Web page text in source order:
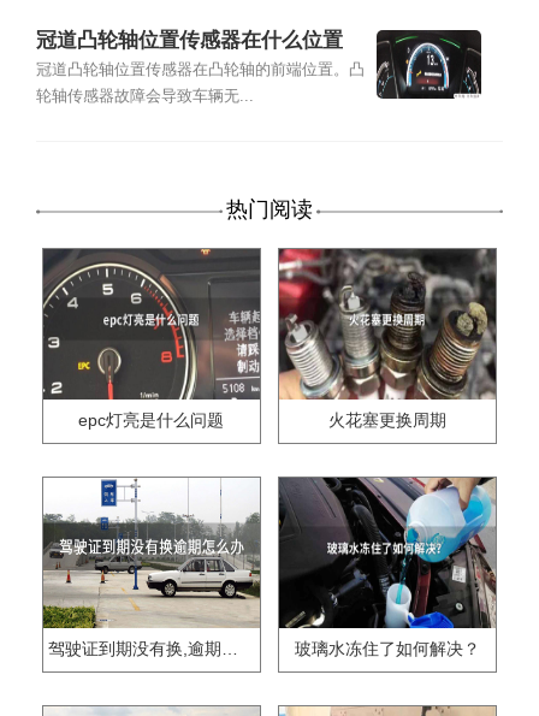
冠道凸轮轴位置传感器在什么位置
冠道凸轮轴位置传感器在凸轮轴的前端位置。凸
轮轴传感器故障会导致车辆无...
热门阅读
epc灯亮是什么问题 火花塞更换周期
玻璃水冻住了如何解决？